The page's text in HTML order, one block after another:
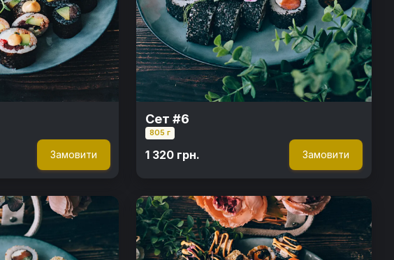
Замовити
Сет #6
805 г
1 320 грн. Замовити